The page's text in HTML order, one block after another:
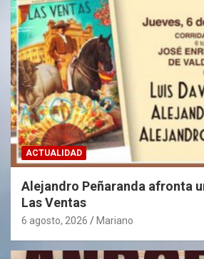
ACTUALIDAD
Alejandro Peñaranda afronta
Las Ventas
6 agosto, 2026 Mariano